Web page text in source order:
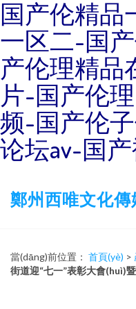
国产伦精品
一区二-国
产伦理精品
片-国产伦
频-国产伦
论坛av-国
鄭州西唯文化傳
當(dāng)前位置： 首頁(yè) >
街道迎“七一”表彰大會(huì)